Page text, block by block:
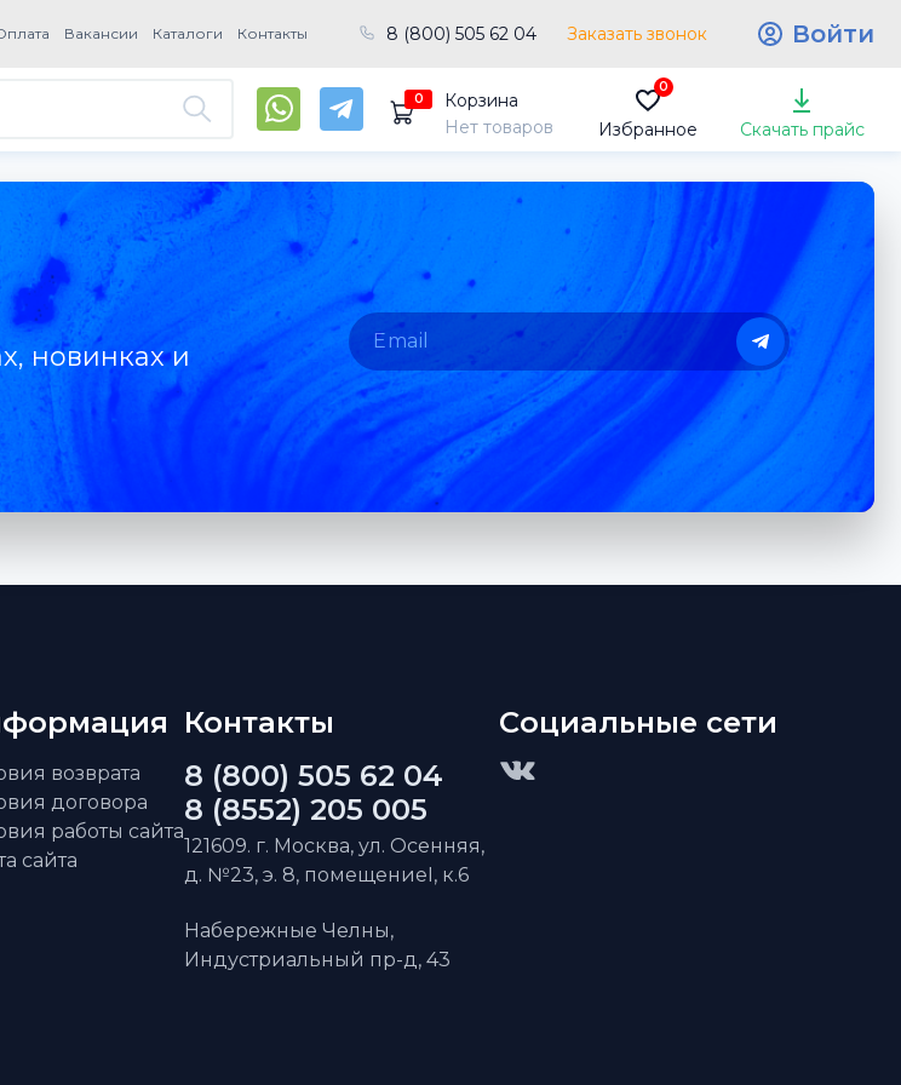
Вакансии Каталоги Контакты 8 (800) 505 62 04 Заказать звонок Войти
0
Корзина
Нет товаров
0
Избранное Скачать прайс
новинках и
возврата
договора
работы сайта
сайта
Контакты
8 (800) 505 62 04
8 (8552) 205 005
121609. г. Москва, ул. Осенняя,
д. №23, э. 8, помещениеI, к.6
Набережные Челны,
Индустриальный пр-д, 43
Социальные сети